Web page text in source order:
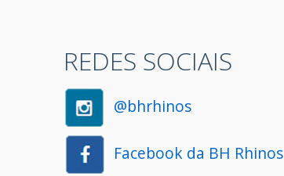
REDES SOCIAIS
@bhrhinos
Facebook da BH Rhinos